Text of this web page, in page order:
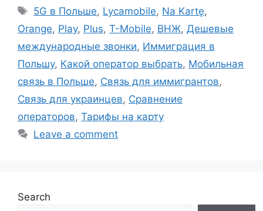
Tags
5G в Польше, Lycamobile, Na Kartę,
Orange, Play, Plus, T-Mobile, ВНЖ, Дешевые
международные звонки, Иммиграция в
Польшу, Какой оператор выбрать, Мобильная
связь в Польше, Связь для иммигрантов,
Связь для украинцев, Сравнение
операторов, Тарифы на карту
Leave a comment
Search